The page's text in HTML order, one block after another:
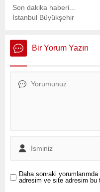
Son dakika haberi...
İstanbul Büyükşehir
meclisi yeni dönem ilk
toplantısında konuştu. Öte
yandan 1. başkanvekilliği
Aslan'ın 184 oyla
Bir Yorum Yazın
Daha sonraki
adresim ve site adresim bu